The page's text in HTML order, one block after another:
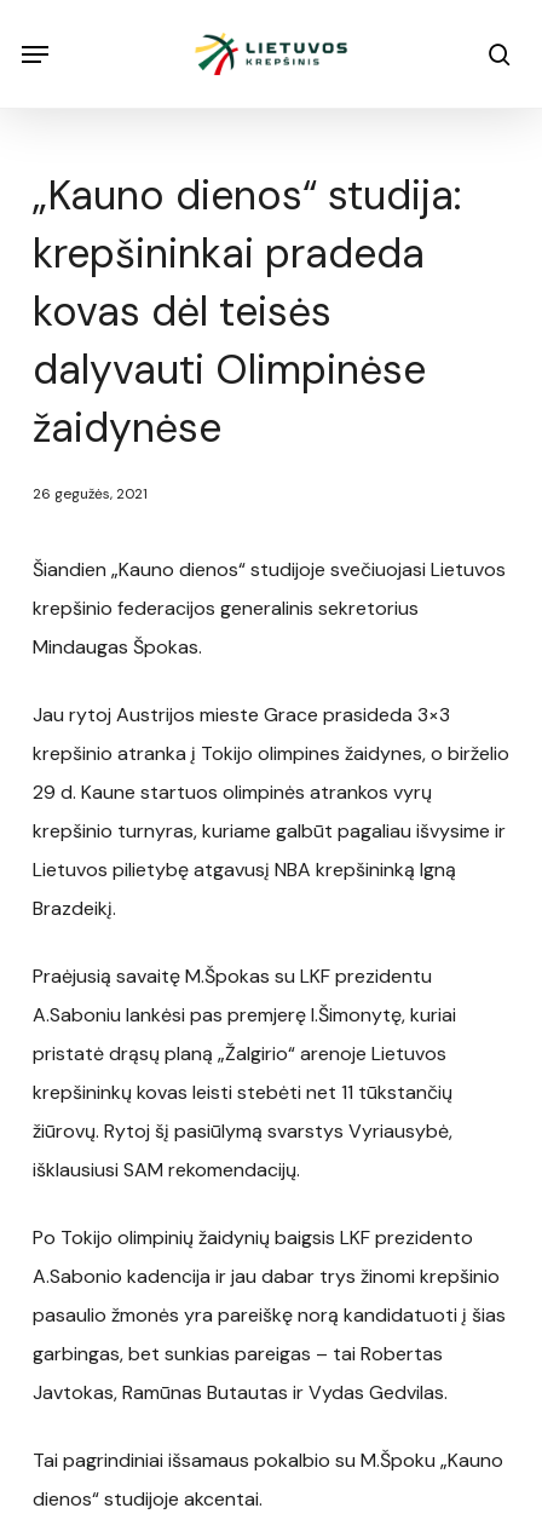
Menu
„Kauno dienos“ studija:
krepšininkai pradeda
kovas dėl teisės
dalyvauti Olimpinėse
žaidynėse
26 gegužės, 2021
Šiandien „Kauno dienos“ studijoje svečiuojasi Lietuvos
krepšinio federacijos generalinis sekretorius
Mindaugas Špokas.
Jau rytoj Austrijos mieste Grace prasideda 3×3
krepšinio atranka į Tokijo olimpines žaidynes, o birželio
29 d. Kaune startuos olimpinės atrankos vyrų
krepšinio turnyras, kuriame galbūt pagaliau išvysime ir
Lietuvos pilietybę atgavusį NBA krepšininką Igną
Brazdeikį.
Praėjusią savaitę M.Špokas su LKF prezidentu
A.Saboniu lankėsi pas premjerę I.Šimonytę, kuriai
pristatė drąsų planą „Žalgirio“ arenoje Lietuvos
krepšininkų kovas leisti stebėti net 11 tūkstančių
žiūrovų. Rytoj šį pasiūlymą svarstys Vyriausybė,
išklausiusi SAM rekomendacijų.
Po Tokijo olimpinių žaidynių baigsis LKF prezidento
A.Sabonio kadencija ir jau dabar trys žinomi krepšinio
pasaulio žmonės yra pareiškę norą kandidatuoti į šias
garbingas, bet sunkias pareigas – tai Robertas
Javtokas, Ramūnas Butautas ir Vydas Gedvilas.
Tai pagrindiniai išsamaus pokalbio su M.Špoku „Kauno
dienos“ studijoje akcentai.